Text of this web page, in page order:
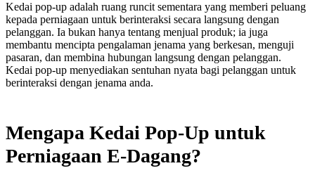
Kedai pop-up adalah ruang runcit sementara yang memberi peluang
kepada perniagaan untuk berinteraksi secara langsung dengan
pelanggan. Ia bukan hanya tentang menjual produk; ia juga
membantu mencipta pengalaman jenama yang berkesan, menguji
pasaran, dan membina hubungan langsung dengan pelanggan.
Kedai pop-up menyediakan sentuhan nyata bagi pelanggan untuk
berinteraksi dengan jenama anda.
Mengapa Kedai Pop-Up untuk
Perniagaan E-Dagang?